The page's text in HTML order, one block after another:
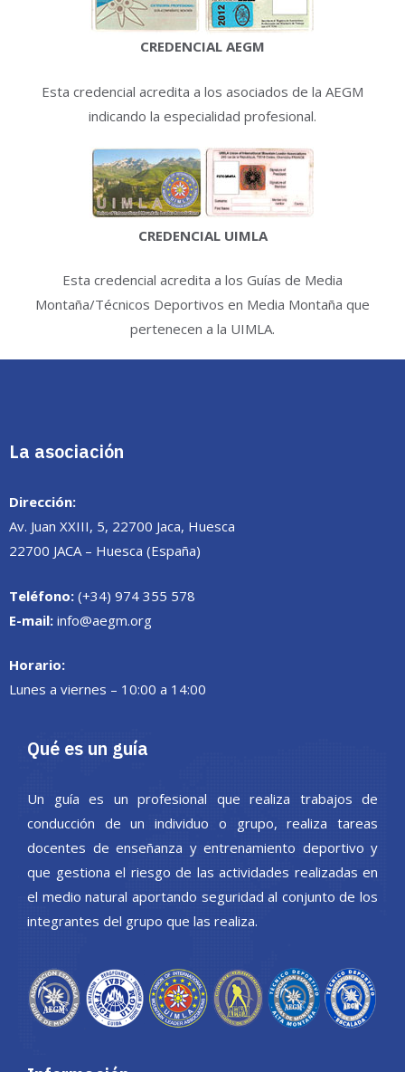
CREDENCIAL AEGM
Esta credencial acredita a los asociados de la AEGM
indicando la especialidad profesional.
CREDENCIAL UIMLA
Esta credencial acredita a los Guías de Media
Montaña/Técnicos Deportivos en Media Montaña que
pertenecen a la UIMLA.
La asociación
Dirección:
Av. Juan XXIII, 5, 22700 Jaca, Huesca
22700 JACA – Huesca (España)
Teléfono: (+34) 974 355 578
E-mail: info@aegm.org
Horario:
Lunes a viernes – 10:00 a 14:00
Qué es un guía
Un guía es un profesional que realiza trabajos de
conducción de un individuo o grupo, realiza tareas
docentes de enseñanza y entrenamiento deportivo y
que gestiona el riesgo de las actividades realizadas en
el medio natural aportando seguridad al conjunto de los
integrantes del grupo que las realiza.